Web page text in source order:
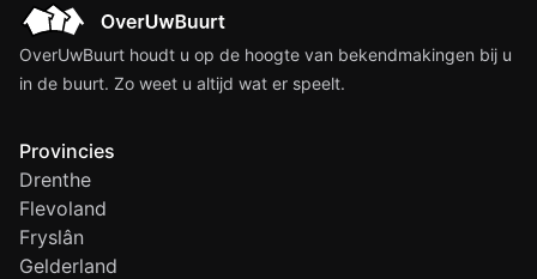
OverUwBuurt houdt u op de hoogte van bekendmakingen bij u
in de buurt. Zo weet u altijd wat er speelt.
Provincies
Drenthe
Flevoland
Fryslân
Gelderland